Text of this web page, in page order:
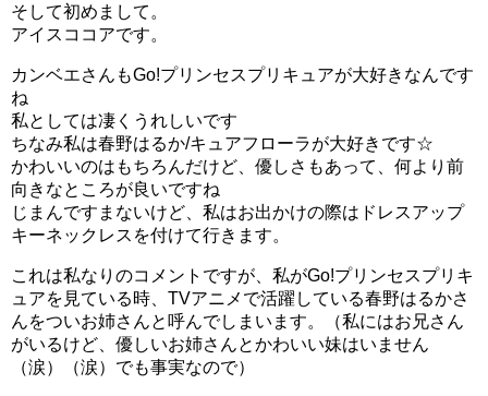
そして初めまして。
アイスココアです。
カンベエさんもGo!プリンセスプリキュアが大好きなんです
ね
私としては凄くうれしいです
ちなみ私は春野はるか/キュアフローラが大好きです☆
かわいいのはもちろんだけど、優しさもあって、何より前
向きなところが良いですね
じまんですまないけど、私はお出かけの際はドレスアップ
キーネックレスを付けて行きます。
これは私なりのコメントですが、私がGo!プリンセスプリキ
ュアを見ている時、TVアニメで活躍している春野はるかさ
んをついお姉さんと呼んでしまいます。（私にはお兄さん
がいるけど、優しいお姉さんとかわいい妹はいません
（涙）（涙）でも事実なので）